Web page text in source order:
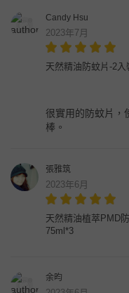
Candy Hsu
2023年7月
天然精油防蚊片-2入
很實用的防蚊片，
棒。
張雅筑
2023年6月
天然精油植萃PMD
75ml*3
余昀